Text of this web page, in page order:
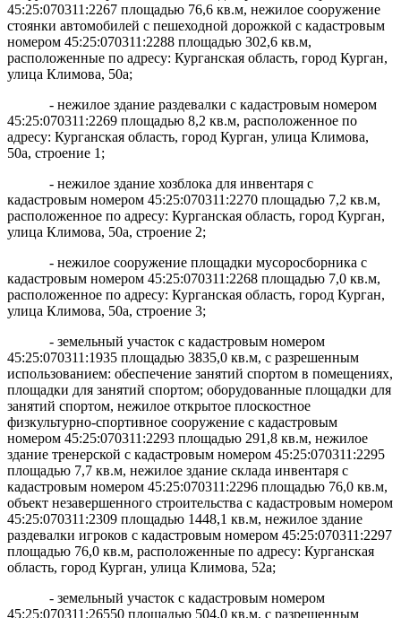
45:25:070311:2267 площадью 76,6 кв.м, нежилое сооружение
стоянки автомобилей с пешеходной дорожкой с кадастровым
номером 45:25:070311:2288 площадью 302,6 кв.м,
расположенные по адресу: Курганская область, город Курган,
улица Климова, 50а;
- нежилое здание раздевалки с кадастровым номером
45:25:070311:2269 площадью 8,2 кв.м, расположенное по
адресу: Курганская область, город Курган, улица Климова,
50а, строение 1;
- нежилое здание хозблока для инвентаря с
кадастровым номером 45:25:070311:2270 площадью 7,2 кв.м,
расположенное по адресу: Курганская область, город Курган,
улица Климова, 50а, строение 2;
- нежилое сооружение площадки мусоросборника с
кадастровым номером 45:25:070311:2268 площадью 7,0 кв.м,
расположенное по адресу: Курганская область, город Курган,
улица Климова, 50а, строение 3;
- земельный участок с кадастровым номером
45:25:070311:1935 площадью 3835,0 кв.м, с разрешенным
использованием: обеспечение занятий спортом в помещениях,
площадки для занятий спортом; оборудованные площадки для
занятий спортом, нежилое открытое плоскостное
физкультурно-спортивное сооружение с кадастровым
номером 45:25:070311:2293 площадью 291,8 кв.м, нежилое
здание тренерской с кадастровым номером 45:25:070311:2295
площадью 7,7 кв.м, нежилое здание склада инвентаря с
кадастровым номером 45:25:070311:2296 площадью 76,0 кв.м,
объект незавершенного строительства с кадастровым номером
45:25:070311:2309 площадью 1448,1 кв.м, нежилое здание
раздевалки игроков с кадастровым номером 45:25:070311:2297
площадью 76,0 кв.м, расположенные по адресу: Курганская
область, город Курган, улица Климова, 52а;
- земельный участок с кадастровым номером
45:25:070311:26550 площадью 504,0 кв.м, с разрешенным